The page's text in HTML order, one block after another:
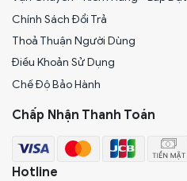
Chính Sách Đổi Trả
Thoả Thuận Người Dùng
Điều Khoản Sử Dụng
Chế Độ Bảo Hành
Chấp Nhận Thanh Toán
Hotline